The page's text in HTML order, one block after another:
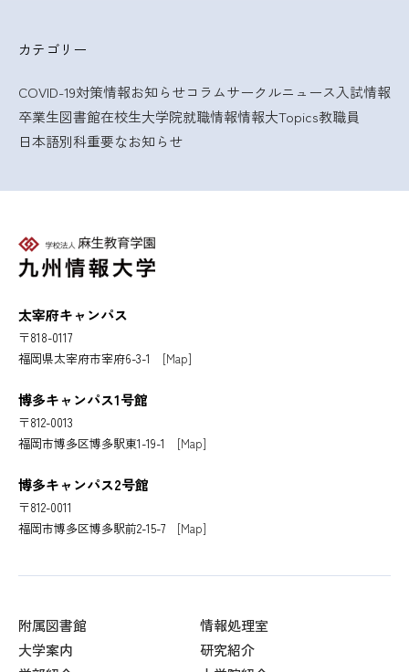
カテゴリー
COVID-19対策情報お知らせコラムサークルニュース入試情報
卒業生図書館在校生大学院就職情報情報大Topics教職員
日本語別科重要なお知らせ
太宰府キャンパス
〒818-0117
福岡県太宰府市宰府6-3-1 [Map]
博多キャンパス1号館
〒812-0013
福岡市博多区博多駅東1-19-1 [Map]
博多キャンパス2号館
〒812-0011
福岡市博多区博多駅前2-15-7 [Map]
附属図書館
情報処理室
大学案内
研究紹介